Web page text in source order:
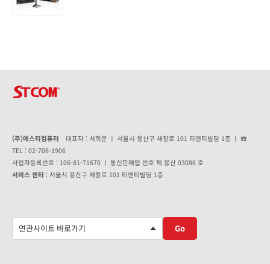
(주)에스티컴퓨터 대표자 : 서희문 ㅣ 서울시 용산구 새창로 101 티앤티빌딩 1층 ㅣ ☎
TEL : 02-706-1906
사업자등록번호 : 106-81-71670 ㅣ 통신판매업 번호 제 용산 03086 호
서비스 센터 : 서울시 용산구 새창로 101 티앤티빌딩 1층
Go